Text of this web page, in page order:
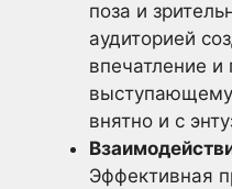
поза и
аудиторией
впечатление
внятно и с
Эффективная